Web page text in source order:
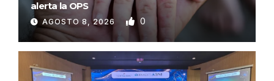
alerta la OPS
AGOSTO 8, 2026 0